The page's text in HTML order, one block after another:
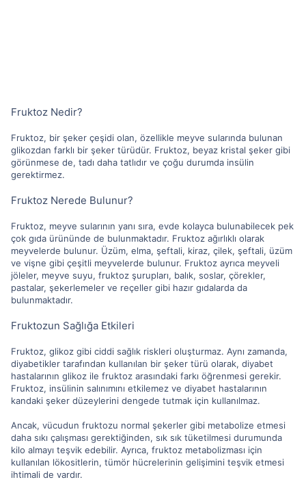
Fruktoz Nedir?
Fruktoz, bir şeker çeşidi olan, özellikle meyve sularında bulunan
glikozdan farklı bir şeker türüdür. Fruktoz, beyaz kristal şeker gibi
görünmese de, tadı daha tatlıdır ve çoğu durumda insülin
gerektirmez.
Fruktoz Nerede Bulunur?
Fruktoz, meyve sularının yanı sıra, evde kolayca bulunabilecek pek
çok gıda ürününde de bulunmaktadır. Fruktoz ağırlıklı olarak
meyvelerde bulunur. Üzüm, elma, şeftali, kiraz, çilek, şeftali, üzüm
ve vişne gibi çeşitli meyvelerde bulunur. Fruktoz ayrıca meyveli
jöleler, meyve suyu, fruktoz şurupları, balık, soslar, çörekler,
pastalar, şekerlemeler ve reçeller gibi hazır gıdalarda da
bulunmaktadır.
Fruktozun Sağlığa Etkileri
Fruktoz, glikoz gibi ciddi sağlık riskleri oluşturmaz. Aynı zamanda,
diyabetikler tarafından kullanılan bir şeker türü olarak, diyabet
hastalarının glikoz ile fruktoz arasındaki farkı öğrenmesi gerekir.
Fruktoz, insülinin salınımını etkilemez ve diyabet hastalarının
kandaki şeker düzeylerini dengede tutmak için kullanılmaz.
Ancak, vücudun fruktozu normal şekerler gibi metabolize etmesi
daha sıkı çalışması gerektiğinden, sık sık tüketilmesi durumunda
kilo almayı teşvik edebilir. Ayrıca, fruktoz metabolizması için
kullanılan lökositlerin, tümör hücrelerinin gelişimini teşvik etmesi
ihtimali de vardır.